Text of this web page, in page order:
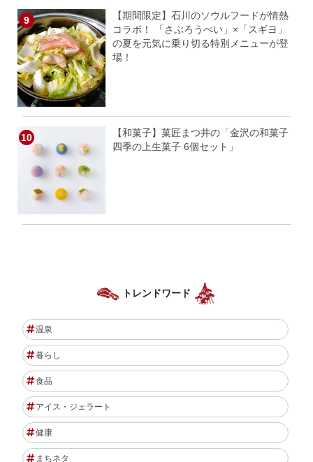
【期間限定】石川のソウルフードが情熱
コラボ！ 「さぶろうべい」×「スギヨ」
の夏を元気に乗り切る特別メニューが登
場！
【和菓子】菓匠まつ井の「金沢の和菓子
四季の上生菓子 6個セット」
トレンドワード
温泉
暮らし
食品
アイス・ジェラート
健康
まちネタ